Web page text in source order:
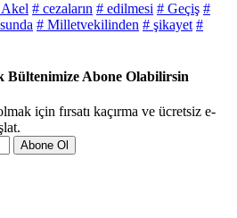
# cezaların # edilmesi # Geçiş #
# Milletvekilinden # şikayet #
Bültenimize Abone Olabilirsin
için fırsatı kaçırma ve ücretsiz e-
Abone Ol